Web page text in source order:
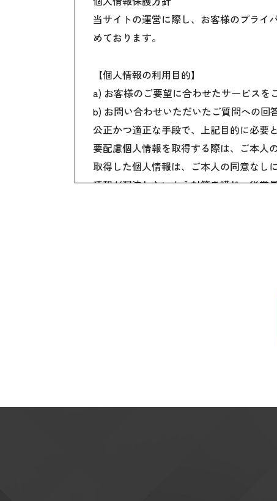
当サイトの運営に際し、お客様のプライ
めております。
【個人情報の利用目的】
a) お客様のご要望に合わせたサービスを
b) お問い合わせいただいたご質問への回
公正かつ適正な手段で、上記目的に必要
要配慮個人情報を取得する際は、ご本人
取得した個人情報は、ご本人の同意なし
情報が漏洩しないよう対策を講じ、従業
公開された個人情報が事実と異なる場
個人情報の取り扱いに関する苦情に対し
【Googleアナリティクスの使用について